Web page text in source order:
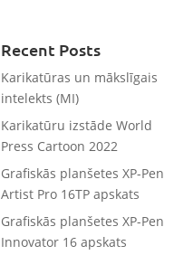
Recent Posts
Karikatūras un mākslīgais
intelekts (MI)
Karikatūru izstāde World
Press Cartoon 2022
Grafiskās planšetes XP-Pen
Artist Pro 16TP apskats
Grafiskās planšetes XP-Pen
Innovator 16 apskats